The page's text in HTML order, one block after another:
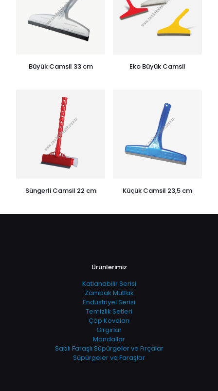
Büyük Camsil 33 cm Eko Büyük Camsil
Süngerli Camsil 22 cm Küçük Camsil 23,5 cm
Ürünlerimiz
Katlanabilir Serisi
Zambak Mutfak
Endüstriyel Serisi
Temizlik Setleri
Çöp Kovaları
Gırgırlar
Mandallar
Saplı Faraşlı Süpürgeler ve Fırçalar
Süpürgeler ve Faraşlar